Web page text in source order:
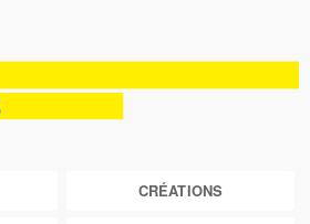
CRÉATIONS